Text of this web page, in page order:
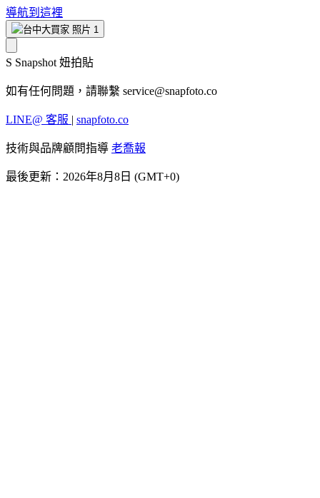
導航到這裡
S Snapshot 妞拍貼
如有任何問題，請聯繫 service@snapfoto.co
LINE@ 客服 | snapfoto.co
技術與品牌顧問指導 老喬報
最後更新：2026年8月8日 (GMT+0)